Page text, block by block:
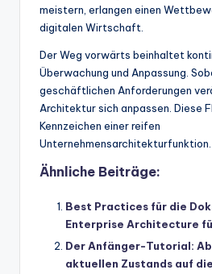
meistern, erlangen einen
digitalen Wirtschaft.
Der Weg vorwärts beinhaltet
Überwachung und Anpassung.
geschäftlichen Anforderungen
Architektur sich anpassen. Diese
Kennzeichen einer reifen
Unternehmensarchitekturfunktion.
Ähnliche Beiträge:
Best Practices für die
Enterprise Architecture
Der Anfänger-Tutorial:
aktuellen Zustands auf